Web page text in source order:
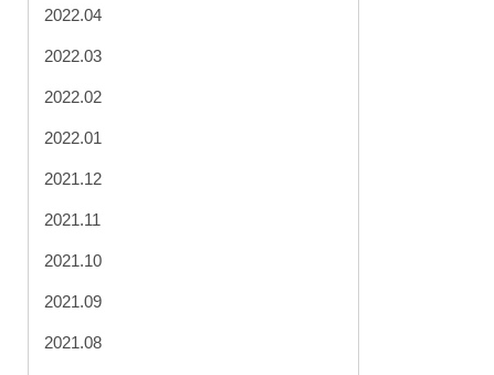
2022.04
2022.03
2022.02
2022.01
2021.12
2021.11
2021.10
2021.09
2021.08